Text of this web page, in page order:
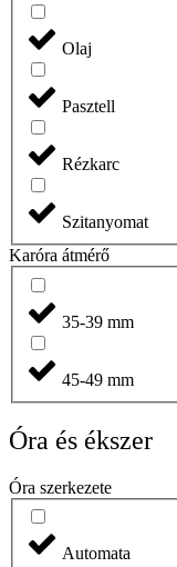
Olaj
Pasztell
Rézkarc
Szitanyomat
Karóra átmérő
35-39 mm
45-49 mm
Óra és ékszer
Óra szerkezete
Automata